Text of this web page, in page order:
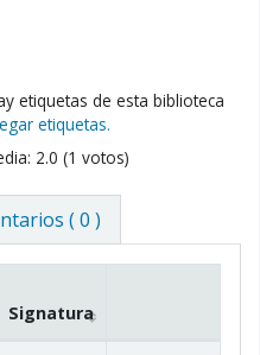
etiquetas de esta biblioteca
etiquetas.
2.0 (1 votos)
( 0 )
Signatura